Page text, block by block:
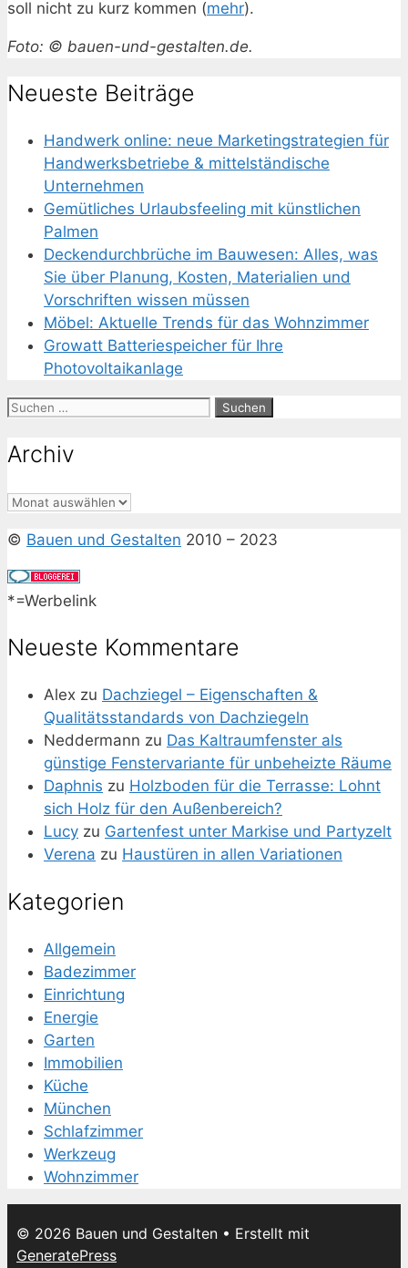
soll nicht zu kurz kommen (mehr).
Foto: © bauen-und-gestalten.de.
Neueste Beiträge
Handwerk online: neue Marketingstrategien für
Handwerksbetriebe & mittelständische
Unternehmen
Gemütliches Urlaubsfeeling mit künstlichen
Palmen
Deckendurchbrüche im Bauwesen: Alles, was
Sie über Planung, Kosten, Materialien und
Vorschriften wissen müssen
Möbel: Aktuelle Trends für das Wohnzimmer
Growatt Batteriespeicher für Ihre
Photovoltaikanlage
Suchen
Archiv
Archiv
© Bauen und Gestalten 2010 – 2023
*=Werbelink
Neueste Kommentare
Alex zu Dachziegel – Eigenschaften &
Qualitätsstandards von Dachziegeln
Neddermann zu Das Kaltraumfenster als
günstige Fenstervariante für unbeheizte Räume
Daphnis zu Holzboden für die Terrasse: Lohnt
sich Holz für den Außenbereich?
Lucy zu Gartenfest unter Markise und Partyzelt
Verena zu Haustüren in allen Variationen
Kategorien
Allgemein
Badezimmer
Einrichtung
Energie
Garten
Immobilien
Küche
München
Schlafzimmer
Werkzeug
Wohnzimmer
© 2026 Bauen und Gestalten • Erstellt mit
GeneratePress